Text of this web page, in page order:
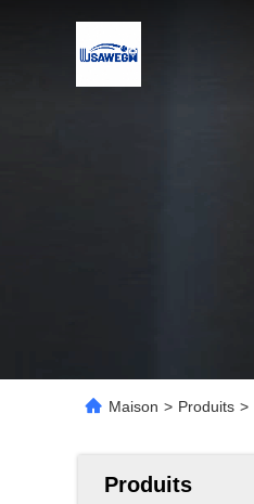
Maison > Produits >
Produits